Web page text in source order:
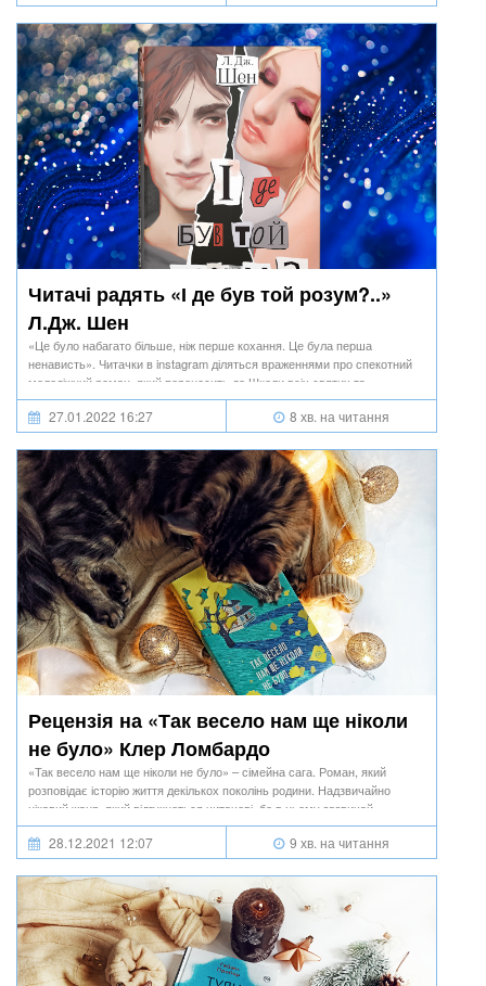
Читачі радять «І де був той розум?..»
Л.Дж. Шен
«Це було набагато більше, ніж перше кохання. Це була перша
ненависть». Читачки в instagram діляться враженнями про спекотний
молодіжний роман, який переносить до Школи всіх святих та
знайомить з героями, які ділять одну таємницю на двох.
27.01.2022 16:27 8 хв. на читання
Рецензія на «Так весело нам ще ніколи
не було» Клер Ломбардо
«Так весело нам ще ніколи не було» – сімейна сага. Роман, який
розповідає історію життя декількох поколінь родини. Надзвичайно
цікавий жанр, який відгукнеться читачеві, бо в ньому зазвичай
порушені актуальні соціальні та родинні питання, з якими
зіштовхується багато людей. Як же я люблю сімейні саги! Вони такі
затишні, життєві та зрозумілі.
28.12.2021 12:07 9 хв. на читання